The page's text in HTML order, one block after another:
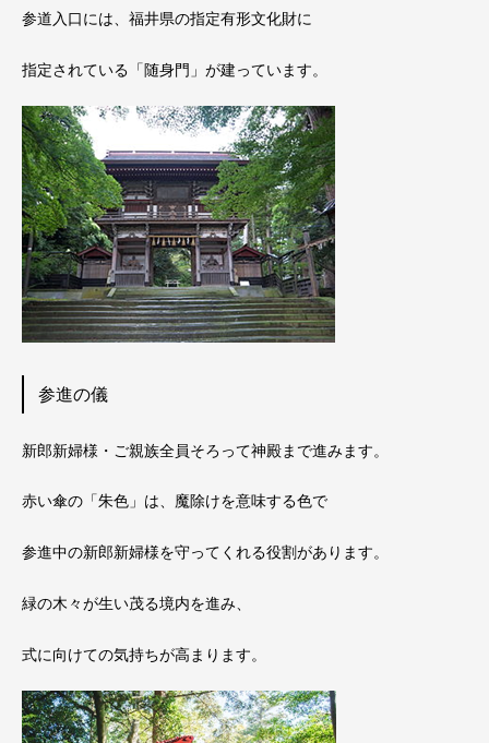
参道入口には、福井県の指定有形文化財に
指定されている「随身門」が建っています。
参進の儀
新郎新婦様・ご親族全員そろって神殿まで進みます。
赤い傘の「朱色」は、魔除けを意味する色で
参進中の新郎新婦様を守ってくれる役割があります。
緑の木々が生い茂る境内を進み、
式に向けての気持ちが高まります。